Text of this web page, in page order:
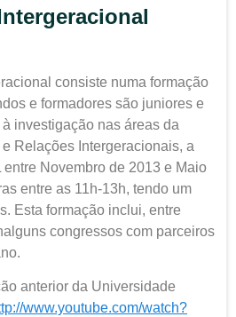
consiste numa formação
e formadores são juniores e
investigação nas áreas da
Relações Intergeracionais, a
Novembro de 2013 e Maio
entre as 11h-13h, tendo um
Esta formação inclui, entre
congressos com parceiros
anterior da Universidade
www.youtube.com/watch?